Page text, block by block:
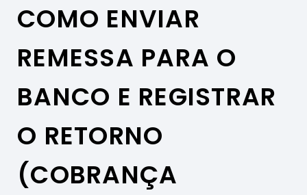
COMO ENVIAR
REMESSA PARA O
BANCO E REGISTRAR
O RETORNO
(COBRANÇA